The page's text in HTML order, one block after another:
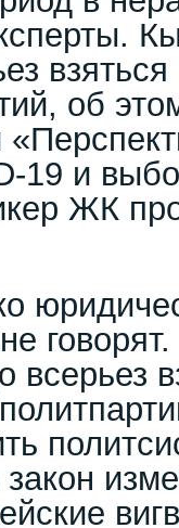
взяться
об
19 и
ЖК